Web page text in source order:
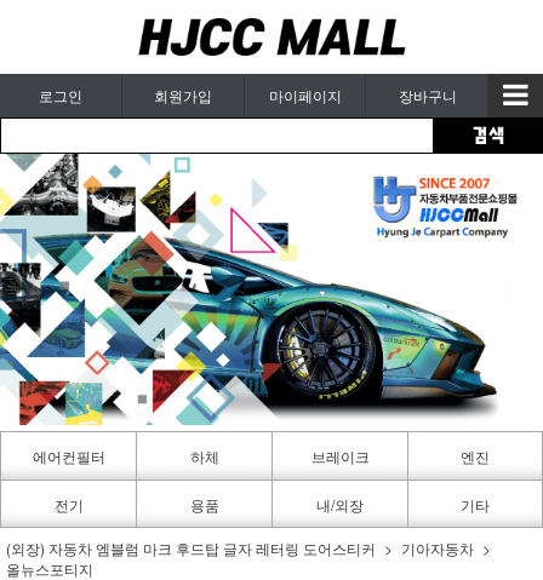
로그인 회원가입 마이페이지 장바구니
에어컨필터
카페인트
하체 브레이크 엔진
전기 용품 내/외장 기타
(외장) 자동차 엠블럼 마크 후드탑 글자 레터링 도어스티커
기아자동차
올뉴스포티지